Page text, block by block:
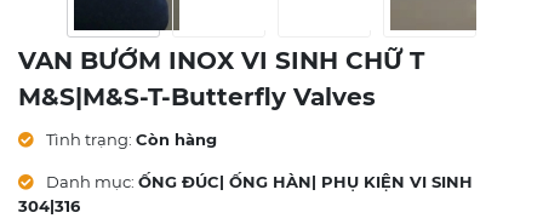
VAN BƯỚM INOX VI SINH CHỮ T
M&S|M&S-T-Butterfly Valves
Tình trạng: Còn hàng
Danh mục: ỐNG ĐÚC| ỐNG HÀN| PHỤ KIỆN VI SINH
304|316